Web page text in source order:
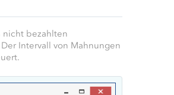
nicht bezahlten
Intervall von Mahnungen